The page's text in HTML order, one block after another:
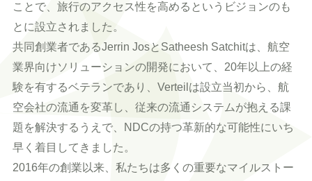
ことで、旅行のアクセス性を高めるというビジョンのも
とに設立されました。
共同創業者であるJerrin JosとSatheesh Satchitは、航空
業界向けソリューションの開発において、20年以上の経
験を有するベテランであり、Verteilは設立当初から、航
空会社の流通を変革し、従来の流通システムが抱える課
題を解決するうえで、NDCの持つ革新的な可能性にいち
早く着目してきました。
2016年の創業以来、私たちは多くの重要なマイルストー